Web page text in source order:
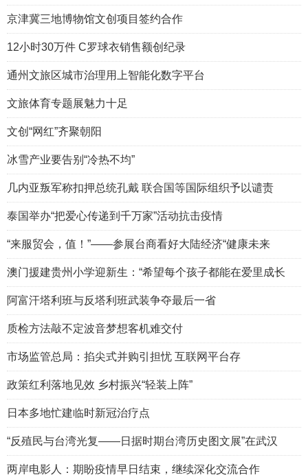
京津冀三地博物馆文创项目签约合作
12小时30万件 C罗球衣销售额创纪录
通州文旅区城市治理用上智能化数字平台
文旅体育专题展魅力十足
文创“网红”齐聚朝阳
冰雪产业要告别“冷热不均”
几内亚叛军称扣押总统孔戴 联合国等国际组织予以谴责
泰国举办“把爱心传递到千万家”活动抗击疫情
“来服贸会，值！”——参展台商看好大陆经济“健康未来
澳门援建贵州小学迎新生：“希望每个孩子都能在爱里成长
阿富汗塔利班与反塔利班武装争夺最后一省
质检方法敲不定波音梦想客机难交付
市场监管总局：掐尖式并购引担忧 互联网平台存
政策红利落地见效 乡村振兴“轻装上阵”
日本多地忙建临时新冠治疗点
“反殖民与台湾光复——日据时期台湾历史图文展”在武汉
两岸电影人：期盼疫情早日结束，继续深化交流合作